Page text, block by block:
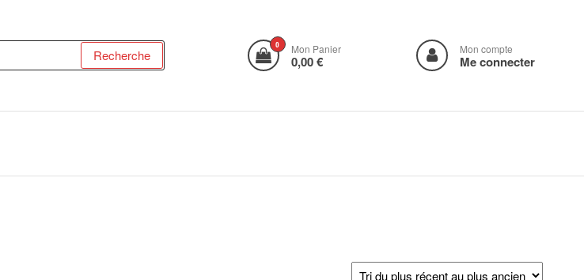
Recherche
0 Mon Panier
0,00 €
Mon compte
Me connecter